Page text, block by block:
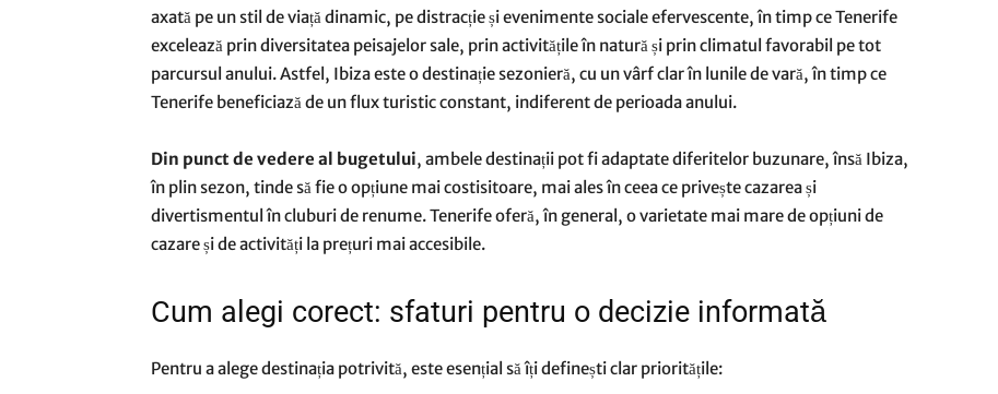
axată pe un stil de viață dinamic, pe distracție și evenimente sociale efervescente, în timp ce Tenerife
excelează prin diversitatea peisajelor sale, prin activitățile în natură și prin climatul favorabil pe tot
parcursul anului. Astfel, Ibiza este o destinație sezonieră, cu un vârf clar în lunile de vară, în timp ce
Tenerife beneficiază de un flux turistic constant, indiferent de perioada anului.
Din punct de vedere al bugetului, ambele destinații pot fi adaptate diferitelor buzunare, însă Ibiza,
în plin sezon, tinde să fie o opțiune mai costisitoare, mai ales în ceea ce privește cazarea și
divertismentul în cluburi de renume. Tenerife oferă, în general, o varietate mai mare de opțiuni de
cazare și de activități la prețuri mai accesibile.
Cum alegi corect: sfaturi pentru o decizie informată
Pentru a alege destinația potrivită, este esențial să îți definești clar prioritățile: